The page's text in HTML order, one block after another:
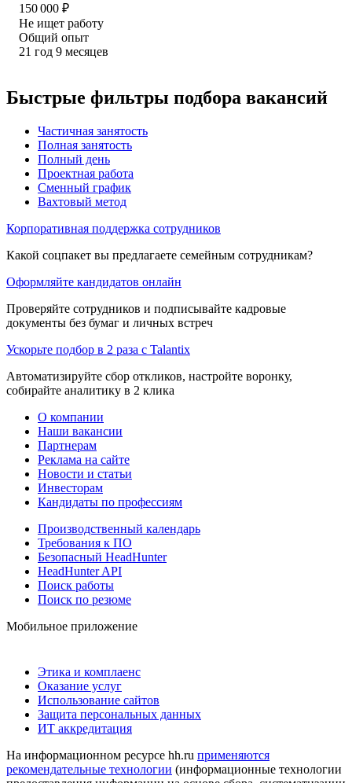
150 000 ₽
Не ищет работу
Общий опыт
21 год 9 месяцев
Быстрые фильтры подбора вакансий
Частичная занятость
Полная занятость
Полный день
Проектная работа
Сменный график
Вахтовый метод
Корпоративная поддержка сотрудников
Какой соцпакет вы предлагаете семейным сотрудникам?
Оформляйте кандидатов онлайн
Проверяйте сотрудников и подписывайте кадровые
документы без бумаг и личных встреч
Ускорьте подбор в 2 раза с Talantix
Автоматизируйте сбор откликов, настройте воронку,
собирайте аналитику в 2 клика
О компании
Наши вакансии
Партнерам
Реклама на сайте
Новости и статьи
Инвесторам
Кандидаты по профессиям
Производственный календарь
Требования к ПО
Безопасный HeadHunter
HeadHunter API
Поиск работы
Поиск по резюме
Мобильное приложение
Этика и комплаенс
Оказание услуг
Использование сайтов
Защита персональных данных
ИТ аккредитация
На информационном ресурсе hh.ru применяются
рекомендательные технологии (информационные технологии